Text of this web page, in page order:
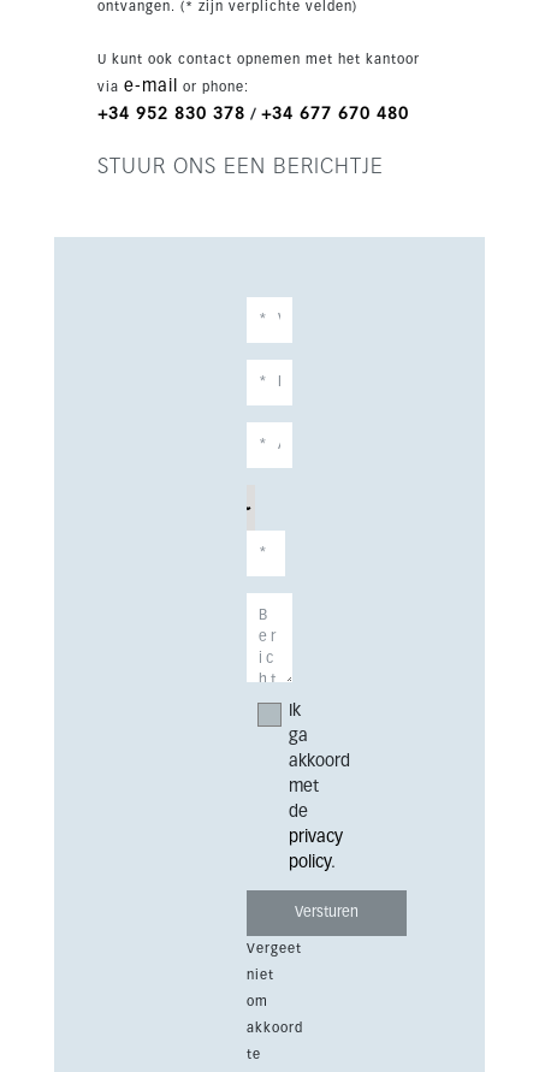
ontvangen. (* zijn verplichte velden)
U kunt ook contact opnemen met het kantoor
via e-mail or phone:
+34 952 830 378 / +34 677 670 480
STUUR ONS EEN BERICHTJE
Ik
ga
akkoord
met
de
privacy
policy.
Vergeet
niet
om
akkoord
te